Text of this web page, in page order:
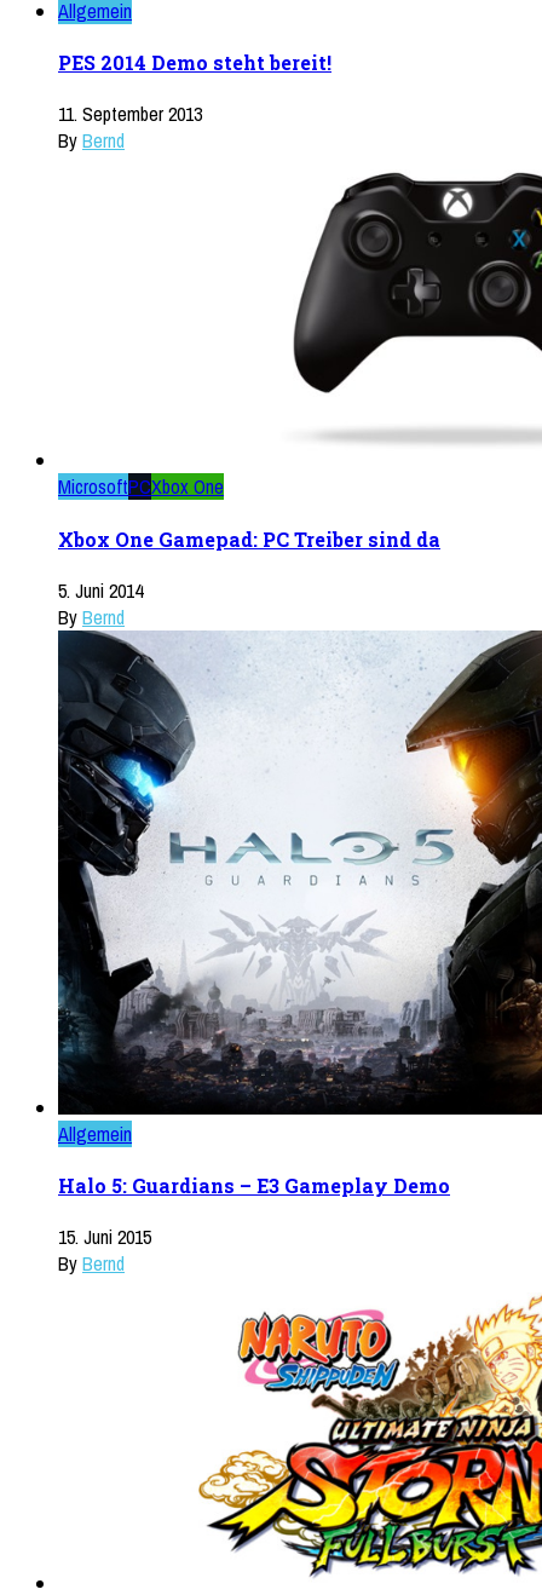
Allgemein
PES 2014 Demo steht bereit!
11. September 2013
ByBernd
MicrosoftPCXbox One
Xbox One Gamepad: PC Treiber sind da
5. Juni 2014
ByBernd
Allgemein
Halo 5: Guardians – E3 Gameplay Demo
15. Juni 2015
ByBernd